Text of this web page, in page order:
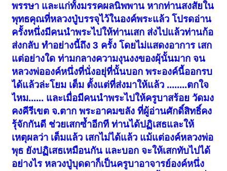
พรรษา และแก่ทั้งมรรคผลนิพพาน หากท่านสงสัยใน
พุทธคุณที่หลวงปู่บรรจุไว้ในองค์พระแล้ว โปรดอ่าน
ครั้งหนึ่งมีคนนำพระไปให้ท่านเสก ส่งไปแล้วท่านก้อ
ส่งกลับ ทำอย่างนี้ถึง 3 ครั้ง โดยไม่แสดงอาการ เสก
แต่อย่างใด ท่ามกลางความงุนงงของผุ้นั้นมาก จน
หลวงพ่อองค์หนึ่งที่นั่งอยุ่ที่นั้นบอก พระองค์นี้ออกรบ
ได้แล้วล่ะโยม เต็ม ตั้งแต่ที่ส่งมาให้แล้ว ........ตกใจ
ไหม...... และเมื่อมีคนนำพระไปให้ครูบาสร้อย วัดมง
คงคีรีเขต จ.ตาก พระอาคมขลัง ที่ผู้อ่านศักดิ์สิทธิ์คง
รุ้จักกันดี ช่วยเสกซ้ำอีกที ท่านได้ปฏิเสธและให้
เหตุผลว่า เต็มแล้ว เสกไม่ได้แล้ว แม้แต่องค์หลวงพ่อ
พุธ ยังปฏิเสธเหมือนกัน และบอก จะให้เสกทับไปได้
อย่างไร หลวงปู่บุดดาก็เป็นครูบาอาจารย์องค์หนึ่ง